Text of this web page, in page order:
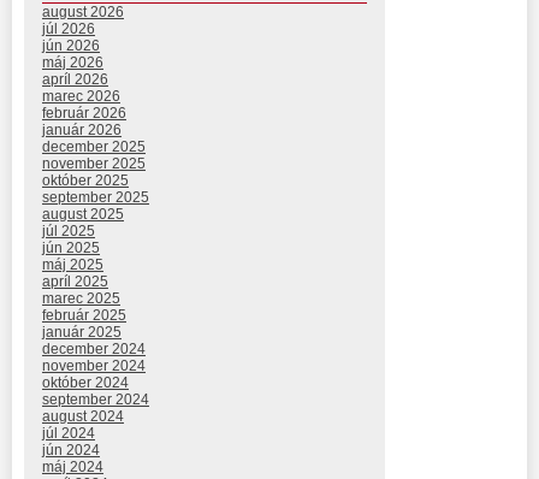
august 2026
júl 2026
jún 2026
máj 2026
apríl 2026
marec 2026
február 2026
január 2026
december 2025
november 2025
október 2025
september 2025
august 2025
júl 2025
jún 2025
máj 2025
apríl 2025
marec 2025
február 2025
január 2025
december 2024
november 2024
október 2024
september 2024
august 2024
júl 2024
jún 2024
máj 2024